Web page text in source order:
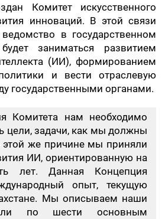
Комитет искусственного
инноваций. В этой связи
в государственном
заниматься развитием
(ИИ), формированием
и вести отраслевую
государственными органами.
Комитета нам необходимо
цели, задачи, как мы должны
этой же причине мы приняли
ИИ, ориентированную на
лет. Данная Концепция
опыт, текущую
Мы описываем наши
по шести основным